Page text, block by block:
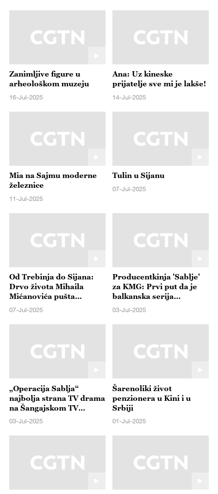
Zanimljive figure u
arheološkom muzeju
16-Jul-2025
Ana: Uz kineske
prijatelje sve mi je lakše!
14-Jul-2025
Mia na Sajmu moderne
železnice
11-Jul-2025
Tulin u Sijanu
07-Jul-2025
Od Trebinja do Sijana:
Drvo života Mihaila
Mićanovića pušta
korenje u Kini
07-Jul-2025
Producentkinja 'Sablje'
za KMG: Prvi put da je
balkanska serija
nominovana na
03-Jul-2025
„Operacija Sablja“
najbolja strana TV drama
na Šangajskom TV
festivalu
03-Jul-2025
Šarenoliki život
penzionera u Kini i u
Srbiji
01-Jul-2025